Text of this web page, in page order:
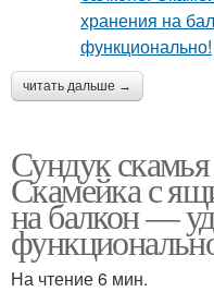
читать дальше →
Сундук
Скамейка с
на балкон —
На чтение 6 мин.